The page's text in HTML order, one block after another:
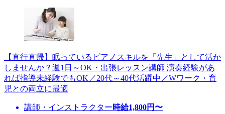
【直行直帰】眠っているピアノスキルを「先生」として活か
しませんか？週1日～OK・出張レッスン講師 演奏経験があ
れば指導未経験でもOK／20代～40代活躍中／Wワーク・育
児との両立に最適
講師・インストラクター時給1,800円〜